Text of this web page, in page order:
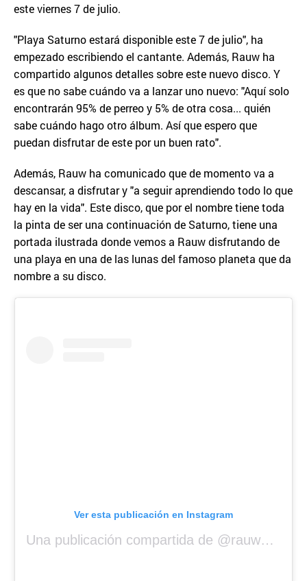
este viernes 7 de julio.
"Playa Saturno estará disponible este 7 de julio", ha
empezado escribiendo el cantante. Además, Rauw ha
compartido algunos detalles sobre este nuevo disco. Y
es que no sabe cuándo va a lanzar uno nuevo: "Aquí solo
encontrarán 95% de perreo y 5% de otra cosa... quién
sabe cuándo hago otro álbum. Así que espero que
puedan disfrutar de este por un buen rato".
Además, Rauw ha comunicado que de momento va a
descansar, a disfrutar y "a seguir aprendiendo todo lo que
hay en la vida". Este disco, que por el nombre tiene toda
la pinta de ser una continuación de Saturno, tiene una
portada ilustrada donde vemos a Rauw disfrutando de
una playa en una de las lunas del famoso planeta que da
nombre a su disco.
Ver esta publicación en Instagram
Una publicación compartida de @rauwalejandro